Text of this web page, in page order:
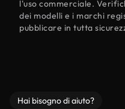
l'uso commerciale.
dei modelli e i marchi
pubblicare in tutta
Hai bisogno di aiuto?